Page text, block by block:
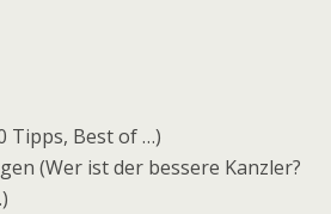
Tipps, Best of …)
(Wer ist der bessere Kanzler?